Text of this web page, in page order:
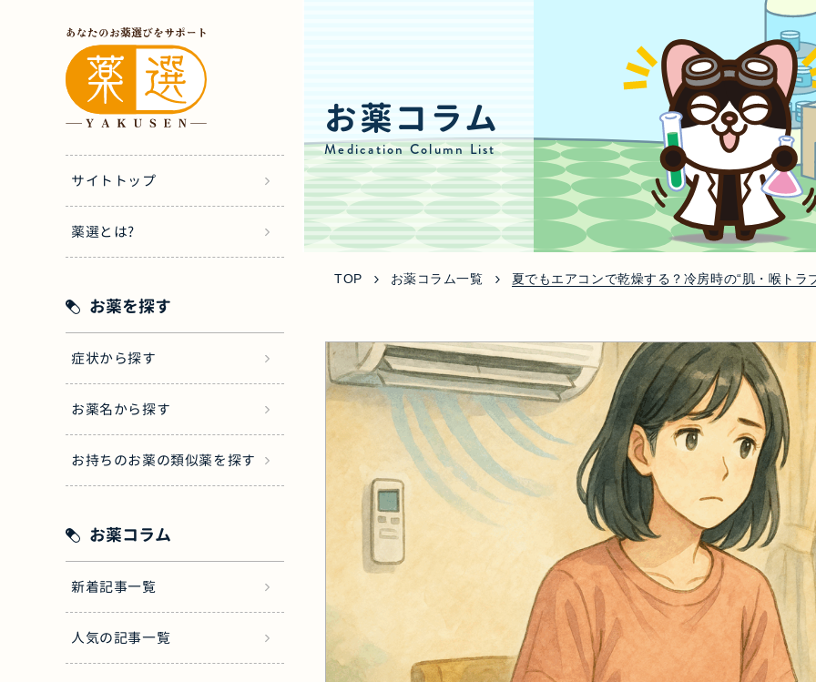
サイトトップ
薬選とは?
お薬を探す
症状から探す
お薬名から探す
お持ちのお薬の類似薬を探す
お薬コラム
新着記事一覧
人気の記事一覧
お薬コラム
Medication Column List
TOP お薬コラム一覧 夏でもエアコンで乾燥する？冷房時の“肌・喉トラ